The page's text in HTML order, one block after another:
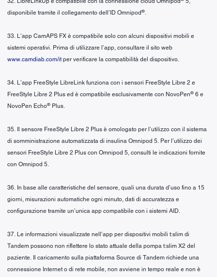
disponibile tramite il collegamento dell’ID Omnipod®.
33. L’app CamAPS FX è compatibile solo con alcuni dispositivi mobili e
sistemi operativi. Prima di utilizzare l’app, consultare il sito web
www.camdiab.com/it per verificare la compatibilità del dispositivo.
34. L’app FreeStyle LibreLink funziona con i sensori FreeStyle Libre 2 e
FreeStyle Libre 2 Plus ed è compatibile esclusivamente con NovoPen® 6 e
NovoPen Echo® Plus.
35. Il sensore FreeStyle Libre 2 Plus è omologato per l’utilizzo con il sistema
di somministrazione automatizzata di insulina Omnipod 5. Per l’utilizzo dei
sensori FreeStyle Libre 2 Plus con Omnipod 5, consulti le indicazioni fornite
con Omnipod 5.
36. In base alle caratteristiche del sensore, quali una durata d’uso fino a 15
giorni, misurazioni automatiche ogni minuto, dati di accuratezza e
configurazione tramite un’unica app compatibile con i sistemi AID.
37. Le informazioni visualizzate nell’app per dispositivi mobili t:slim di
Tandem possono non riflettere lo stato attuale della pompa t:slim X2 del
paziente. Il caricamento sulla piattaforma Source di Tandem richiede una
connessione Internet o di rete mobile, non avviene in tempo reale e non è